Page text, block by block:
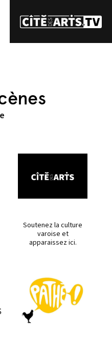
Soutenez la culture
varoise et
apparaissez ici.